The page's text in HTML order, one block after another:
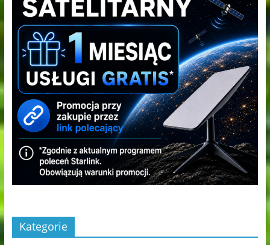
Kategorie